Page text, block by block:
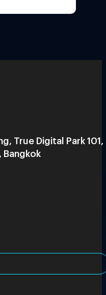
True Digital Park 101,
Bangkok